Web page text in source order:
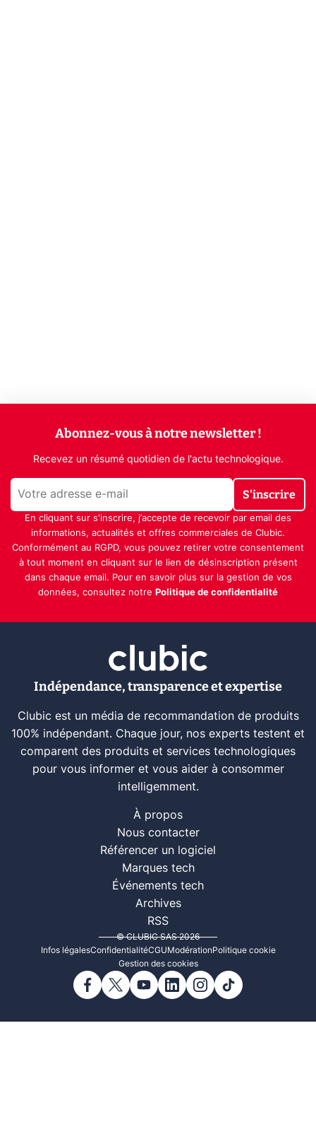
Abonnez-vous à notre newsletter !
Recevez un résumé quotidien de l'actu technologique.
S'inscrire
En cliquant sur s'inscrire, j’accepte de recevoir par email des
informations, actualités et offres commerciales de Clubic.
Conformément au RGPD, vous pouvez retirer votre consentement
à tout moment en cliquant sur le lien de désinscription présent
dans chaque email. Pour en savoir plus sur la gestion de vos
données, consultez notre Politique de confidentialité
Indépendance, transparence et expertise
Clubic est un média de recommandation de produits
100% indépendant. Chaque jour, nos experts testent et
comparent des produits et services technologiques
pour vous informer et vous aider à consommer
intelligemment.
À propos
Nous contacter
Référencer un logiciel
Marques tech
Événements tech
Archives
RSS
© CLUBIC SAS 2026
Infos légalesConfidentialitéCGUModérationPolitique cookie
Gestion des cookies